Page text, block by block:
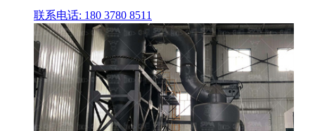
联系电话: 180 3780 8511